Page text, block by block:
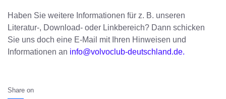
Haben Sie weitere Informationen für z. B. unseren
Literatur-, Download- oder Linkbereich? Dann schicken
Sie uns doch eine E-Mail mit Ihren Hinweisen und
Informationen an info@volvoclub-deutschland.de.
Share on